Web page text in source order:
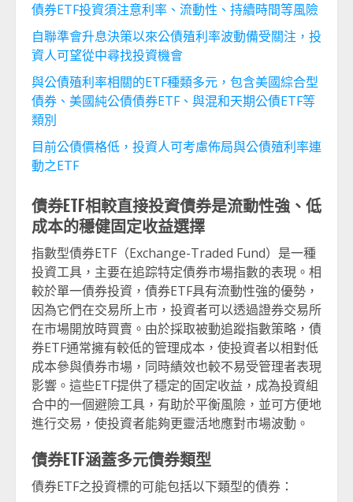
債券ETF投資須注意利率、流動性、持續時間等風險
自聯準會升息決策以來公債殖利率波動備受關注，投
資人可望從中尋找投資機會
與公債殖利率相關的ETF種類多元，包含美國綜合型
債券、美國純公債債券ETF、與混和天期公債ETF等
類別
目前公債價格低，投資人可考慮佈局與公債殖利率連
動之ETF
債券ETF相較直接投資債券是流動性強、低
成本的穩健固定收益選擇
指數型債券ETF（Exchange-Traded Fund）是一種
投資工具，主要在追踪特定債券市場指數的表現。相
較於單一債券投資，債券ETF具有流動性強的優勢，
因為它們在交易所上市，投資者可以透過證券交易所
在市場開放時買賣。由於採取被動追蹤指數策略，債
券ETF通常擁有較低的管理成本，使投資者以相對低
成本參與債券市場，同時績效也較不易受管理者表現
影響。這些ETF提供了穩定的固定收益，成為投資組
合中的一個避險工具，有助於平衡風險，並可方便地
進行交易，使投資者能夠更靈活地應對市場波動。
債券ETF涵蓋多元債券類型
債券ETF之投資標的可能包括以下類型的債券：